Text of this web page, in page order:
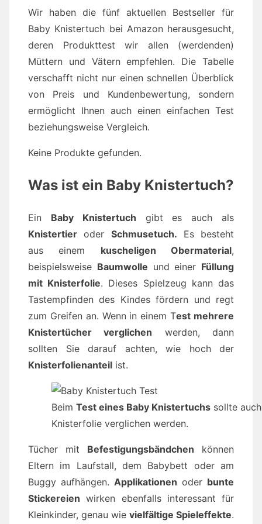
Wir haben die fünf aktuellen Bestseller für
Baby Knistertuch bei Amazon herausgesucht,
deren Produkttest wir allen (werdenden)
Müttern und Vätern empfehlen. Die Tabelle
verschafft nicht nur einen schnellen Überblick
von Preis und Kundenbewertung, sondern
ermöglicht Ihnen auch einen einfachen Test
beziehungsweise Vergleich.
Keine Produkte gefunden.
Was ist ein Baby Knistertuch?
Ein Baby Knistertuch gibt es auch als
Knistertier oder Schmusetuch. Es besteht
aus einem kuscheligen Obermaterial,
beispielsweise Baumwolle und einer Füllung
mit Knisterfolie. Dieses Spielzeug kann das
Tastempfinden des Kindes fördern und regt
zum Greifen an. Wenn in einem Test mehrere
Knistertücher verglichen werden, dann
sollten Sie darauf achten, wie hoch der
Knisterfolienanteil ist.
Beim Test eines Baby Knistertuchs sollte
Knisterfolie verglichen werden.
Tücher mit Befestigungsbändchen können
Eltern im Laufstall, dem Babybett oder am
Buggy aufhängen. Applikationen oder bunte
Stickereien wirken ebenfalls interessant für
Kleinkinder, genau wie vielfältige Spieleffekte.